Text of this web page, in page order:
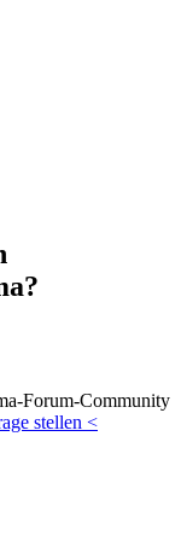
Forum-Community
stellen <